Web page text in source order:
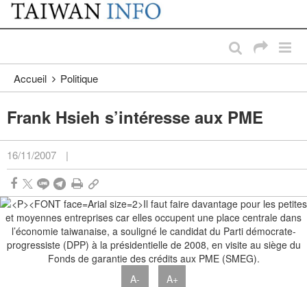
Passer au contenu principal
:::
Accueil Politique
Frank Hsieh s’intéresse aux PME
16/11/2007 |
A- A+